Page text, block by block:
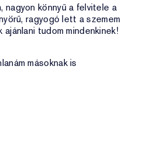
nagyon könnyű a felvitele a
ragyogó lett a szemem
ajánlani tudom mindenkinek!
másoknak is